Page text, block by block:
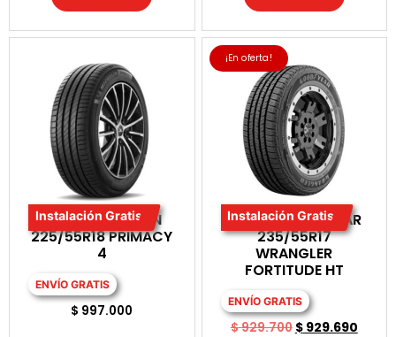
Instalación Gratis
LLANTA MICHELIN
225/55R18 PRIMACY
4
ENVÍO GRATIS
$ 997.000
¡En oferta!
Instalación Gratis
LLANTA GOODYEAR
235/55R17
WRANGLER
FORTITUDE HT
ENVÍO GRATIS
$929.700 $929.690